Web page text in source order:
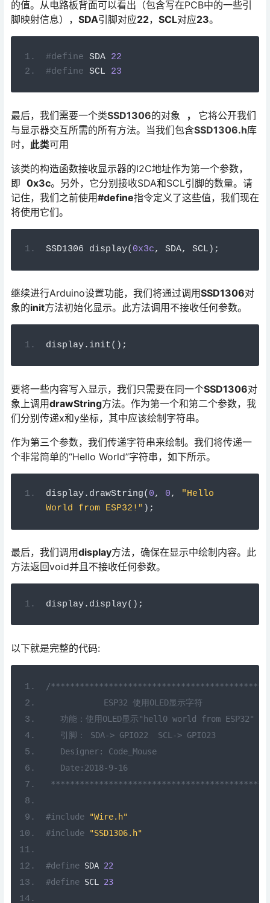
的值。从电路板背面可以看出（包含写在PCB中的一些引
脚映射信息）， SDA引脚对应22， SCL对应23。
#define SDA 22
#define SCL 23
最后，我们需要一个类SSD1306的对象 ， 它将公开我们
与显示器交互所需的所有方法。当我们包含SSD1306.h库
时， 此类可用
该类的构造函数接收显示器的I2C地址作为第一个参数，
即 0x3c。另外，它分别接收SDA和SCL引脚的数量。请
记住，我们之前使用#define指令定义了这些值，我们现在
将使用它们。
SSD1306 display( 0x3c, SDA, SCL ) ;
继续进行Arduino设置功能，我们将通过调用SSD1306对
象的init方法初始化显示。此方法调用不接收任何参数。
display. init();
要将一些内容写入显示，我们只需要在同一个SSD1306对
象上调用drawString方法。作为第一个和第二个参数，我
们分别传递x和y坐标，其中应该绘制字符串。
作为第三个参数，我们传递字符串来绘制。我们将传递一
个非常简单的“Hello World”字符串，如下所示。
display. drawString( 0, 0,
"Hello
World from ESP32!" );
最后，我们调用display方法，确保在显示中绘制内容。此
方法返回void并且不接收任何参数。
display. display();
以下就是完整的代码:
/
            ESP32 使用OLED显示字符
   功能：使用OLED显示"hell0 world from ESP32"
   引脚： SDA-> GPIO22  SCL-> GPIO23
   Designer: Code_Mouse
   Date:2018-9-16
#include
"Wire.h"
#include
"SSD1306.h"
#define SDA 22
#define SCL 23